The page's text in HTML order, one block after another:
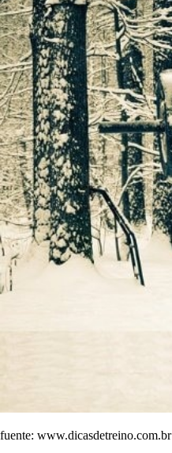
fuente: www.dicasdetreino.com.br